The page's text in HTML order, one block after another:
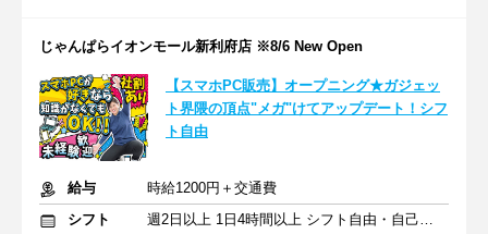
じゃんぱらイオンモール新利府店 ※8/6 New Open
【スマホPC販売】オープニング★ガジェッ
ト界隈の頂点"メガ"けてアップデート！シフ
ト自由
給与
時給1200円＋交通費
シフト
週2日以上 1日4時間以上 シフト自由・自己申告